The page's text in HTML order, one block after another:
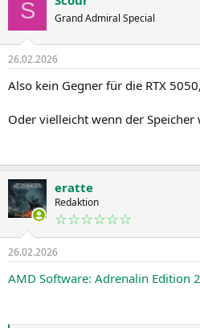
S Grand Admiral Special
26.02.2026
Also kein Gegner für die RTX
Oder vielleicht wenn der
eratte
Redaktion
☆☆☆☆☆☆
26.02.2026
AMD Software: Adrenalin Edition